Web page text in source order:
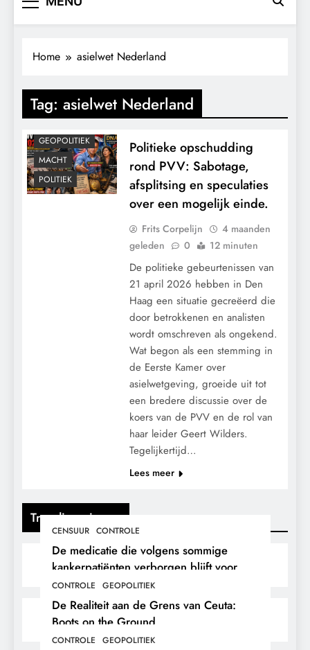
Trending nieuws
CENSUUR CONTROLE
De medicatie die volgens sommige
kankerpatiënten verborgen blijft voor
hun eigen arts.
CONTROLE GEOPOLITIEK
De Realiteit aan de Grens van Ceuta:
Boots on the Ground.
CONTROLE GEOPOLITIEK
Home asielwet Nederland
Tag: asielwet Nederland
CONTROLE
GEOPOLITIEK
MACHT
POLITIEK
Politieke opschudding
rond PVV: Sabotage,
afsplitsing en speculaties
over een mogelijk einde.
Frits Corpelijn
4 maanden
geleden
0 12 minuten
De politieke gebeurtenissen van
21 april 2026 hebben in Den
Haag een situatie gecreëerd die
door betrokkenen en analisten
wordt omschreven als ongekend.
Wat begon als een stemming in
de Eerste Kamer over
asielwetgeving, groeide uit tot
een bredere discussie over de
koers van de PVV en de rol van
haar leider Geert Wilders.
Tegelijkertijd…
Lees meer